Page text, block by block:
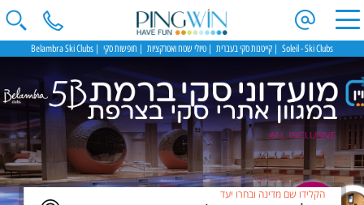
Soleil - Ski Clubs קייטנות סקי בעברית טיולי שטח ואטרקציות חופשות סקי Belambra Ski Clubs
הקלידו שם מדינה ובחרו יעד